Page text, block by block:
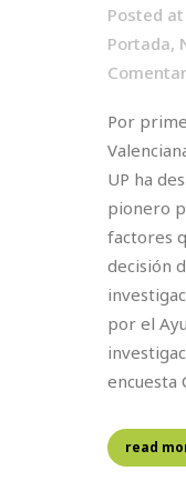
Posted
Portada,
Por
UP ha
pionero
factores
decisión
por el
encuesta
read